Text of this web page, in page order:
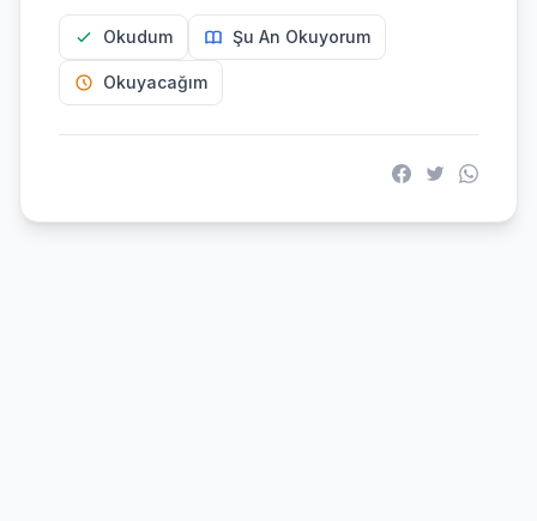
Okudum Şu An Okuyorum
Okuyacağım